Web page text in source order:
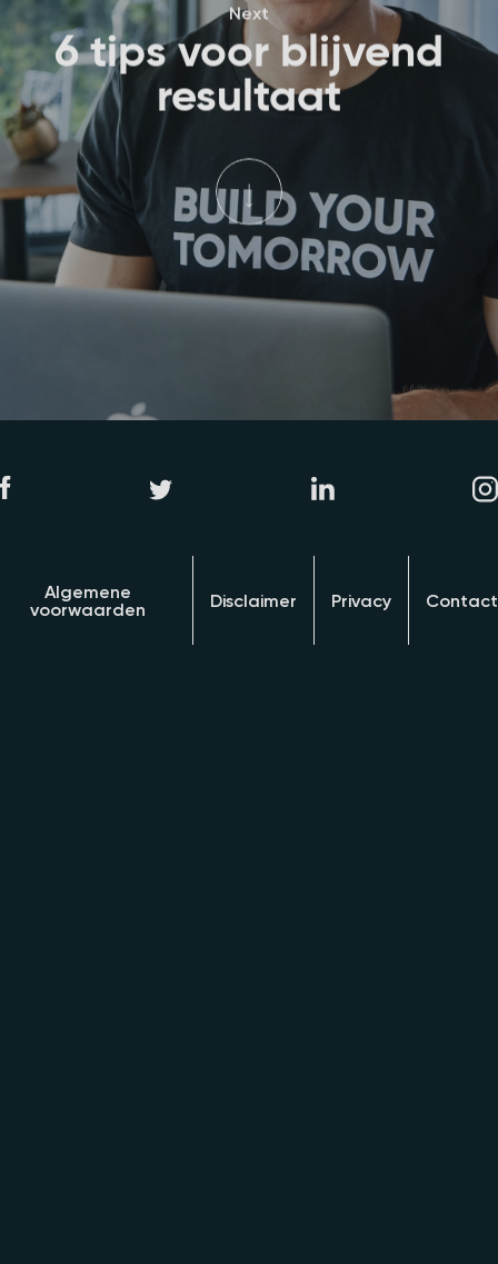
Next
6 tips voor blijvend
resultaat
Algemene
voorwaarden
Disclaimer Privacy Contact